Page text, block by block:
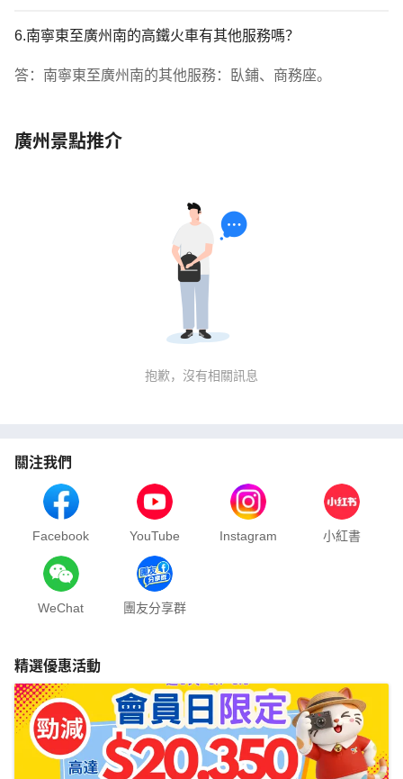
6.南寧東至廣州南的高鐵火車有其他服務嗎？
答：南寧東至廣州南的其他服務：臥鋪、商務座。
廣州景點推介
抱歉，沒有相關訊息
關注我們
Facebook YouTube Instagram 小紅書
WeChat 團友分享群
精選優惠活動